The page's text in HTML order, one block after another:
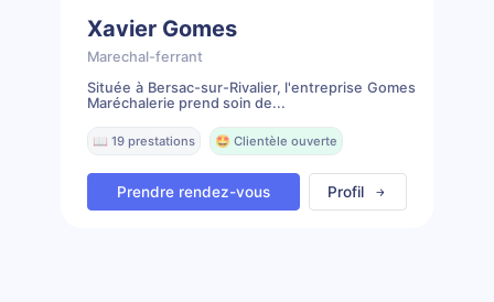
Xavier Gomes
Marechal-ferrant
Située à Bersac-sur-Rivalier, l'entreprise Gomes
Maréchalerie prend soin de...
📖 19 prestations 🤩 Clientèle ouverte
Prendre rendez-vous Profil